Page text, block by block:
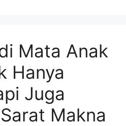
Mata Anak
Hanya
Juga
Makna